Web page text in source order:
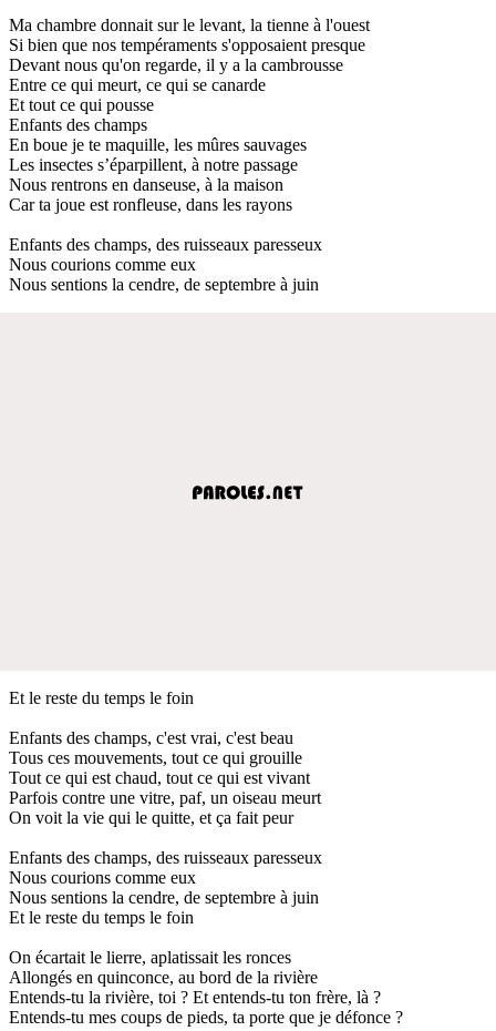
Ma chambre donnait sur le levant, la tienne à l'ouest
Si bien que nos tempéraments s'opposaient presque
Devant nous qu'on regarde, il y a la cambrousse
Entre ce qui meurt, ce qui se canarde
Et tout ce qui pousse
Enfants des champs
En boue je te maquille, les mûres sauvages
Les insectes s’éparpillent, à notre passage
Nous rentrons en danseuse, à la maison
Car ta joue est ronfleuse, dans les rayons
Enfants des champs, des ruisseaux paresseux
Nous courions comme eux
Nous sentions la cendre, de septembre à juin
Et le reste du temps le foin
Enfants des champs, c'est vrai, c'est beau
Tous ces mouvements, tout ce qui grouille
Tout ce qui est chaud, tout ce qui est vivant
Parfois contre une vitre, paf, un oiseau meurt
On voit la vie qui le quitte, et ça fait peur
Enfants des champs, des ruisseaux paresseux
Nous courions comme eux
Nous sentions la cendre, de septembre à juin
Et le reste du temps le foin
On écartait le lierre, aplatissait les ronces
Allongés en quinconce, au bord de la rivière
Entends-tu la rivière, toi ? Et entends-tu ton frère, là ?
Entends-tu mes coups de pieds, ta porte que je défonce ?